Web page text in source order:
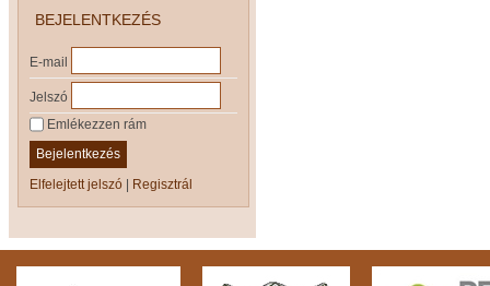
BEJELENTKEZÉS
E-mail
Jelszó
Emlékezzen rám
Bejelentkezés
Elfelejtett jelszó | Regisztrál